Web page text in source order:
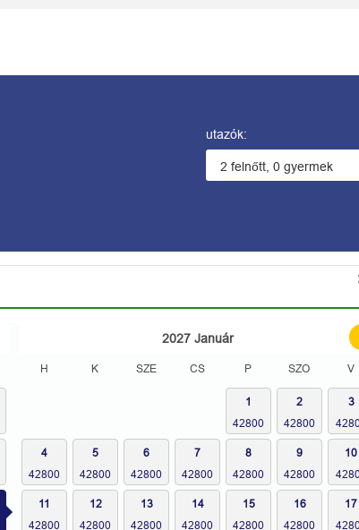
utazók:
2027 Január
H K SZE CS P SZO V
1 2 3
4 5 6 7 8 9 10
11 12 13 14 15 16 17